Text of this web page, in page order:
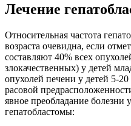
Лечение
Относительная частота
возраста очевидна, если
составляют 40% всех
злокачественных) у детей
опухолей печени у детей 5-
расовой
явное преобладание
гепатобластомы: